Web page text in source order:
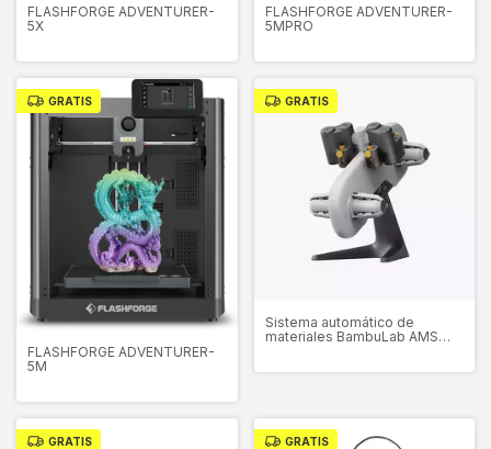
FLASHFORGE ADVENTURER-
5X
FLASHFORGE ADVENTURER-
5MPRO
GRATIS
FLASHFORGE ADVENTURER-
5M
GRATIS
Sistema automático de
materiales BambuLab AMS
GRATIS GRATIS